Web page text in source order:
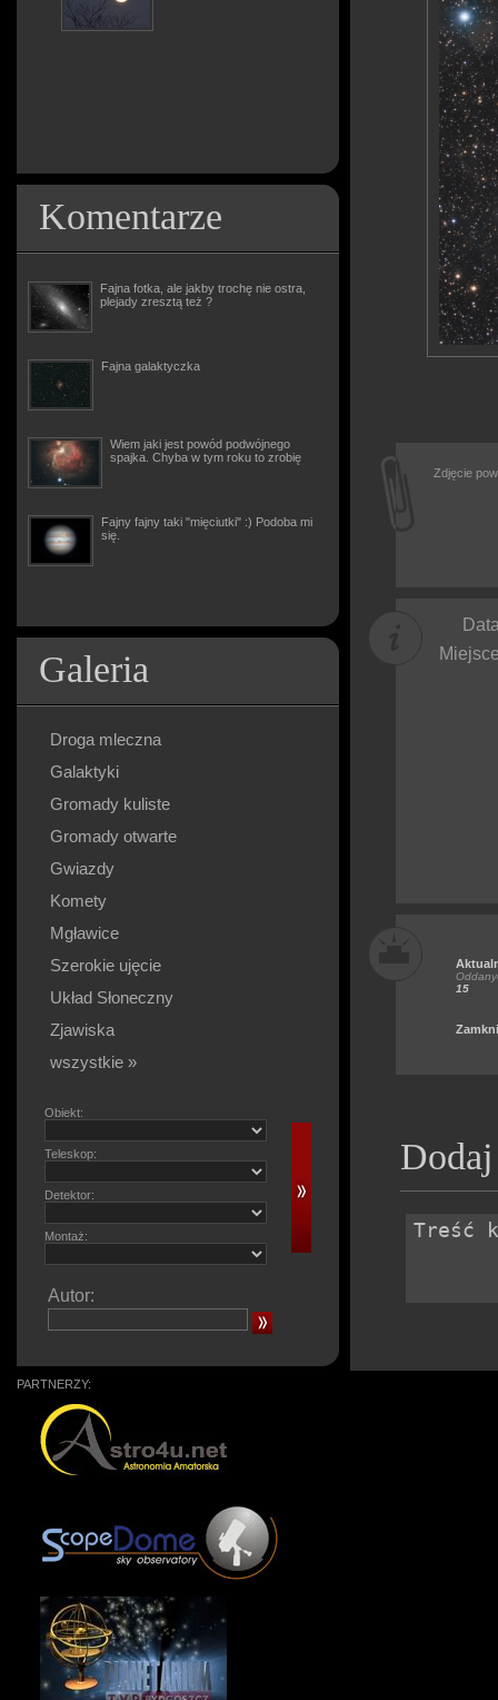
Komentarze
Fajna fotka, ale jakby trochę nie ostra,
plejady zresztą też ?
Fajna galaktyczka
Wiem jaki jest powód podwójnego
spajka. Chyba w tym roku to zrobię
Fajny fajny taki "mięciutki" :) Podoba mi
się.
Galeria
Droga mleczna
Galaktyki
Gromady kuliste
Gromady otwarte
Gwiazdy
Komety
Mgławice
Szerokie ujęcie
Układ Słoneczny
Zjawiska
wszystkie »
Obiekt:
Teleskop:
Detektor:
Montaż:
Autor:
PARTNERZY:
Zdjęcie
15